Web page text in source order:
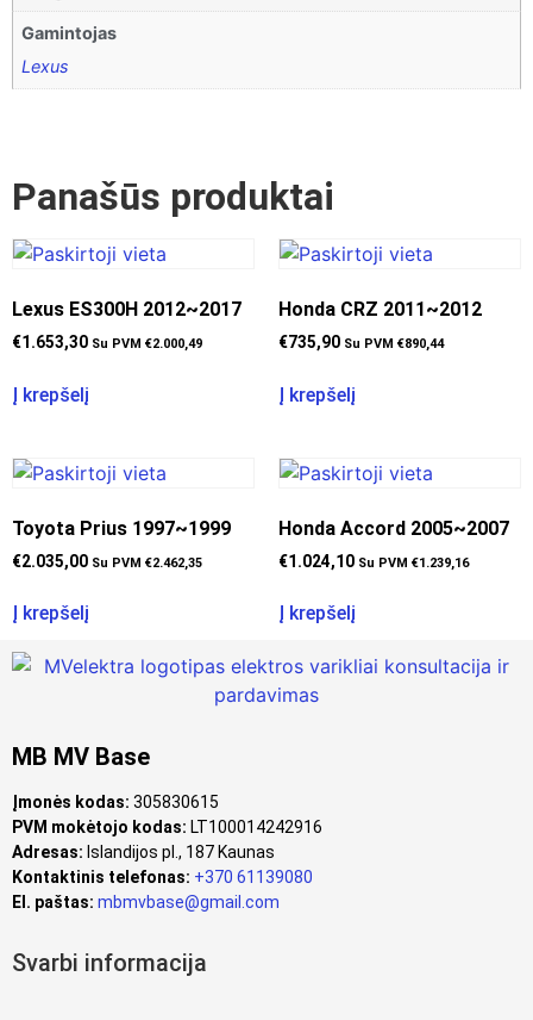
Gamintojas
Lexus
Panašūs produktai
Lexus ES300H 2012~2017
€1.653,30 Su PVM €2.000,49
Į krepšelį
Honda CRZ 2011~2012
€735,90 Su PVM €890,44
Į krepšelį
Toyota Prius 1997~1999
€2.035,00 Su PVM €2.462,35
Į krepšelį
Honda Accord 2005~2007
€1.024,10 Su PVM €1.239,16
Į krepšelį
MB MV Base
Įmonės kodas: 305830615
PVM mokėtojo kodas: LT100014242916
Adresas: Islandijos pl., 187 Kaunas
Kontaktinis telefonas: +370 61139080
El. paštas: mbmvbase@gmail.com
Svarbi informacija